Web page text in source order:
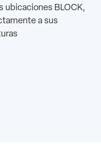
ubicaciones BLOCK,
a sus